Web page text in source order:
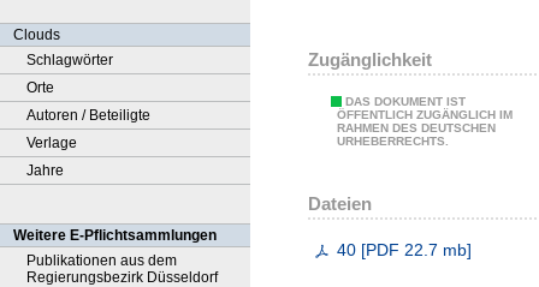
Clouds
Schlagwörter
Orte
Autoren / Beteiligte
Verlage
Jahre
Weitere E-Pflichtsammlungen
Publikationen aus dem
Regierungsbezirk Düsseldorf
Zugänglichkeit
DAS DOKUMENT IST
ÖFFENTLICH ZUGÄNGLICH IM
RAHMEN DES DEUTSCHEN
URHEBERRECHTS.
Dateien
40 [PDF 22.7 mb]